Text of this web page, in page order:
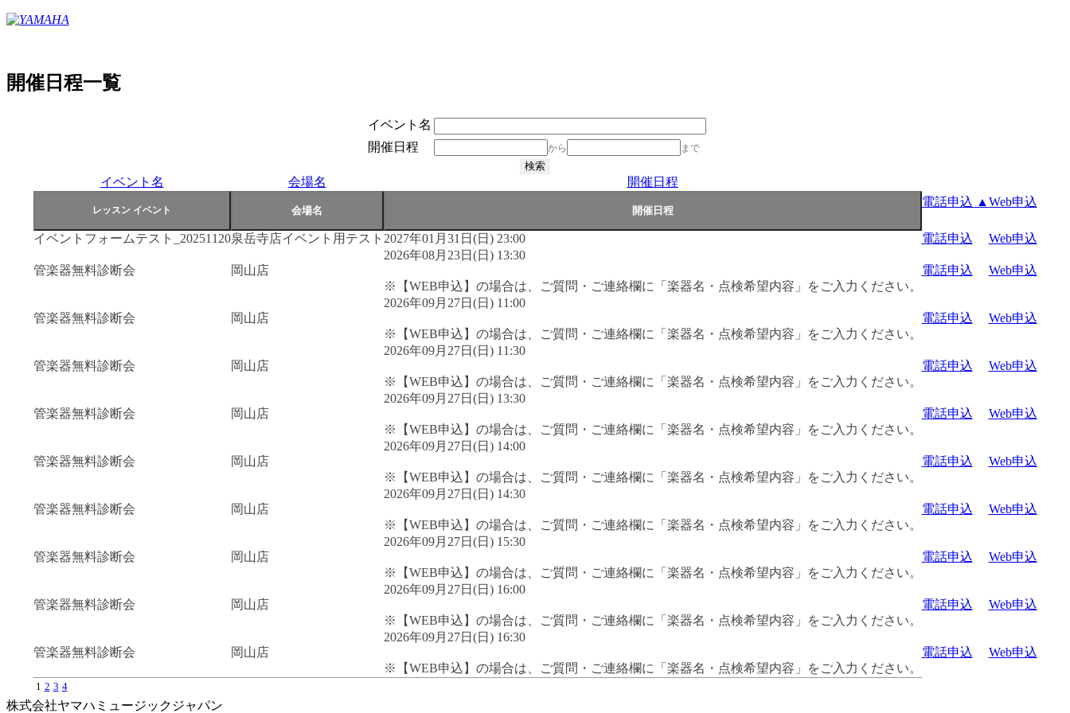
開催日程一覧
イベント名
開催日程
から まで
イベント名 会場名
開催日程
電話申込 ▲ Web申込
イベントフォームテスト_20251120泉岳寺店イベント用テスト 2027年01月31日(日) 23:00 電話申込 Web申込
管楽器無料診断会 岡山店
2026年08月23日(日) 13:30
※【WEB申込】の場合は、ご質問・ご連絡欄に「楽器名・点検希望内容」をご入力ください。
電話申込 Web申込
管楽器無料診断会 岡山店
2026年09月27日(日) 11:00
※【WEB申込】の場合は、ご質問・ご連絡欄に「楽器名・点検希望内容」をご入力ください。
電話申込 Web申込
管楽器無料診断会 岡山店
2026年09月27日(日) 11:30
※【WEB申込】の場合は、ご質問・ご連絡欄に「楽器名・点検希望内容」をご入力ください。
電話申込 Web申込
管楽器無料診断会 岡山店
2026年09月27日(日) 13:30
※【WEB申込】の場合は、ご質問・ご連絡欄に「楽器名・点検希望内容」をご入力ください。
電話申込 Web申込
管楽器無料診断会 岡山店
2026年09月27日(日) 14:00
※【WEB申込】の場合は、ご質問・ご連絡欄に「楽器名・点検希望内容」をご入力ください。
電話申込 Web申込
管楽器無料診断会 岡山店
2026年09月27日(日) 14:30
※【WEB申込】の場合は、ご質問・ご連絡欄に「楽器名・点検希望内容」をご入力ください。
電話申込 Web申込
管楽器無料診断会 岡山店
2026年09月27日(日) 15:30
※【WEB申込】の場合は、ご質問・ご連絡欄に「楽器名・点検希望内容」をご入力ください。
電話申込 Web申込
管楽器無料診断会 岡山店
2026年09月27日(日) 16:00
※【WEB申込】の場合は、ご質問・ご連絡欄に「楽器名・点検希望内容」をご入力ください。
電話申込 Web申込
管楽器無料診断会 岡山店
2026年09月27日(日) 16:30
※【WEB申込】の場合は、ご質問・ご連絡欄に「楽器名・点検希望内容」をご入力ください。
電話申込 Web申込
1 2 3 4
株式会社ヤマハミュージックジャパン